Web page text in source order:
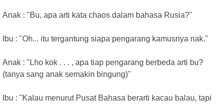
Anak : "Bu, apa arti kata chaos dalam bahasa Rusia?"
Ibu : "Oh... itu tergantung siapa pengarang kamusnya nak."
Anak : "Lho kok . . . , apa tiap pengarang berbeda arti bu?
(tanya sang anak semakin bingung)"
Ibu : "Kalau menurut Pusat Bahasa berarti kacau balau, tapi